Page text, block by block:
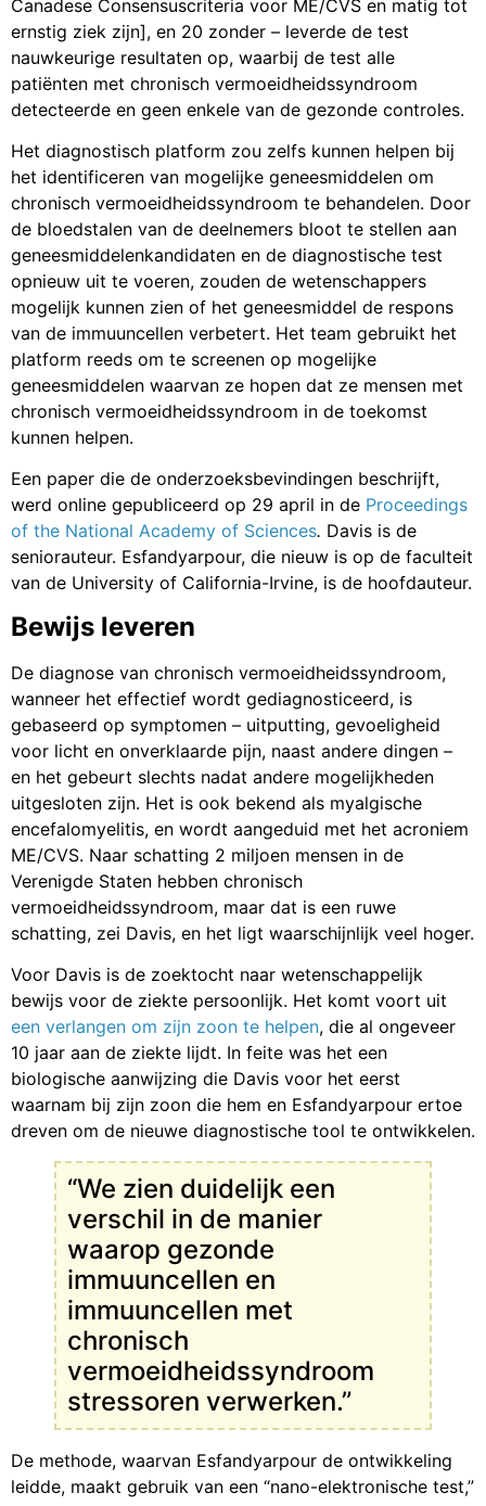
Canadese Consensuscriteria voor ME/CVS en matig tot
ernstig ziek zijn], en 20 zonder – leverde de test
nauwkeurige resultaten op, waarbij de test alle
patiënten met chronisch vermoeidheidssyndroom
detecteerde en geen enkele van de gezonde controles.
Het diagnostisch platform zou zelfs kunnen helpen bij
het identificeren van mogelijke geneesmiddelen om
chronisch vermoeidheidssyndroom te behandelen. Door
de bloedstalen van de deelnemers bloot te stellen aan
geneesmiddelenkandidaten en de diagnostische test
opnieuw uit te voeren, zouden de wetenschappers
mogelijk kunnen zien of het geneesmiddel de respons
van de immuuncellen verbetert. Het team gebruikt het
platform reeds om te screenen op mogelijke
geneesmiddelen waarvan ze hopen dat ze mensen met
chronisch vermoeidheidssyndroom in de toekomst
kunnen helpen.
Een paper die de onderzoeksbevindingen beschrijft,
werd online gepubliceerd op 29 april in de Proceedings
of the National Academy of Sciences. Davis is de
seniorauteur. Esfandyarpour, die nieuw is op de faculteit
van de University of California-Irvine, is de hoofdauteur.
Bewijs leveren
De diagnose van chronisch vermoeidheidssyndroom,
wanneer het effectief wordt gediagnosticeerd, is
gebaseerd op symptomen – uitputting, gevoeligheid
voor licht en onverklaarde pijn, naast andere dingen –
en het gebeurt slechts nadat andere mogelijkheden
uitgesloten zijn. Het is ook bekend als myalgische
encefalomyelitis, en wordt aangeduid met het acroniem
ME/CVS. Naar schatting 2 miljoen mensen in de
Verenigde Staten hebben chronisch
vermoeidheidssyndroom, maar dat is een ruwe
schatting, zei Davis, en het ligt waarschijnlijk veel hoger.
Voor Davis is de zoektocht naar wetenschappelijk
bewijs voor de ziekte persoonlijk. Het komt voort uit
een verlangen om zijn zoon te helpen, die al ongeveer
10 jaar aan de ziekte lijdt. In feite was het een
biologische aanwijzing die Davis voor het eerst
waarnam bij zijn zoon die hem en Esfandyarpour ertoe
dreven om de nieuwe diagnostische tool te ontwikkelen.
“We zien duidelijk een
verschil in de manier
waarop gezonde
immuuncellen en
immuuncellen met
chronisch
vermoeidheidssyndroom
stressoren verwerken.”
De methode, waarvan Esfandyarpour de ontwikkeling
leidde, maakt gebruik van een “nano-elektronische test,”